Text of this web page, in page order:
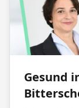
Gesund